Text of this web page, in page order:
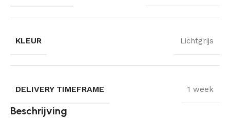
KLEUR Lichtgrijs
DELIVERY TIMEFRAME 1 week
Beschrijving